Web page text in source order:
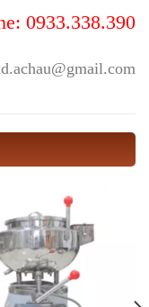
0933.338.390